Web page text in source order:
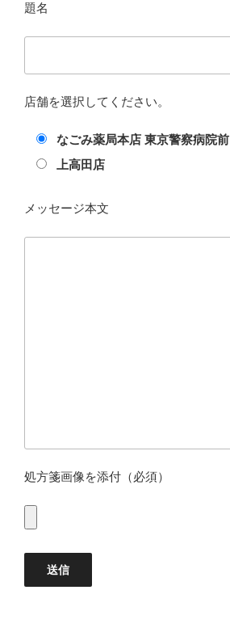
題名
店舗を選択してください。
なごみ薬局本店 東京警察病院前
上高田店
メッセージ本文
処方箋画像を添付（必須）